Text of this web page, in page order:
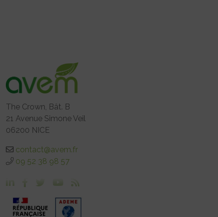
The Crown, Bât. B
21 Avenue Simone Veil
06200 NICE
contact@avem.fr
09 52 38 98 57